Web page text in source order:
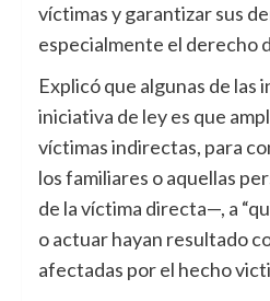
víctimas y garantizar sus
especialmente el derecho
Explicó que algunas de las
iniciativa de ley es que
víctimas indirectas, para
los familiares o aquellas
de la víctima directa—, a
o actuar hayan resultado
afectadas por el hecho